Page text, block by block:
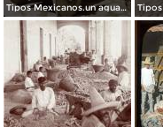
Tipos Mexicanos.un aguador.